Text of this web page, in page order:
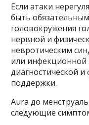
Если атаки
быть
головокружения
нервной и
невротическим
или инфекционной
диагностической
поддержки.
Aura до
следующие